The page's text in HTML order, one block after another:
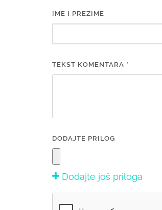
IME I PREZIME
TEKST KOMENTARA *
DODAJTE PRILOG
Dodajte još priloga